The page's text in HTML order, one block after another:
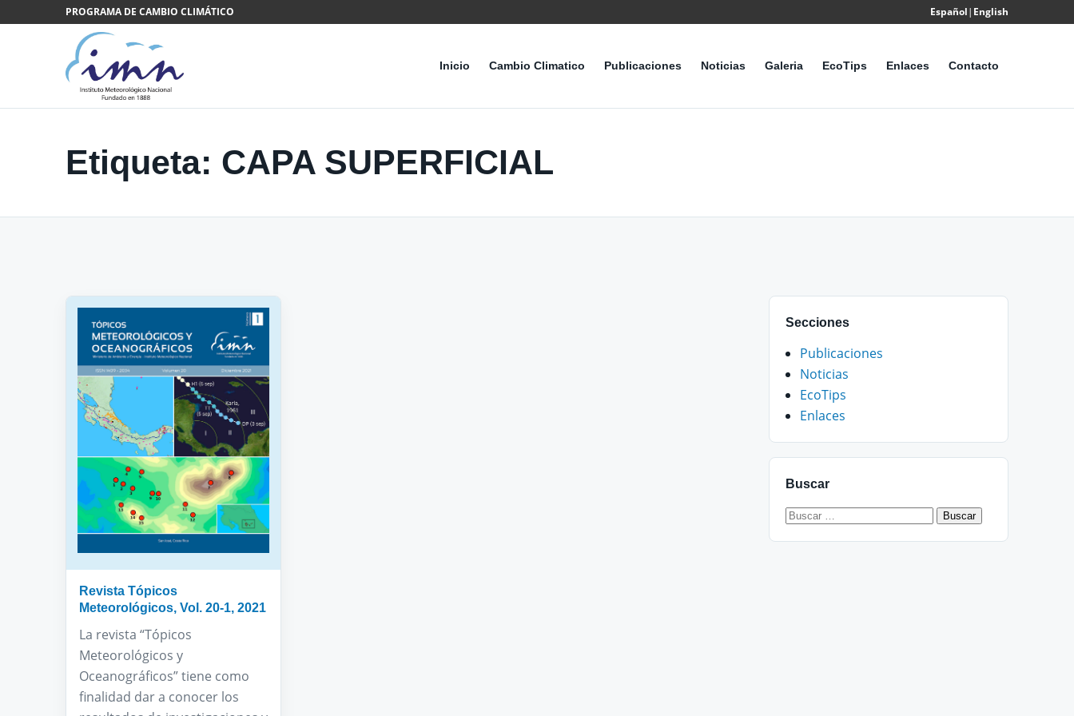
Saltar al contenidoPROGRAMA DE CAMBIO CLIMÁTICO Español| English
Inicio Cambio Climatico Publicaciones Noticias Galeria EcoTips Enlaces Contacto
Etiqueta: CAPA SUPERFICIAL
Revista Tópicos
Meteorológicos, Vol. 20-1, 2021
La revista “Tópicos
Meteorológicos y
Oceanográficos” tiene como
finalidad dar a conocer los
Secciones
Publicaciones
Noticias
EcoTips
Enlaces
Buscar
Buscar: